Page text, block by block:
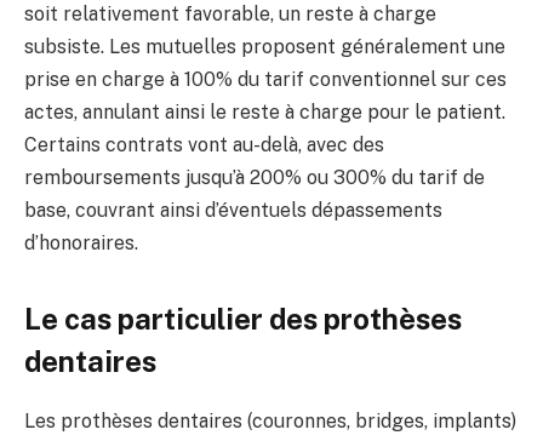
soit relativement favorable, un reste à charge
subsiste. Les mutuelles proposent généralement une
prise en charge à 100% du tarif conventionnel sur ces
actes, annulant ainsi le reste à charge pour le patient.
Certains contrats vont au-delà, avec des
remboursements jusqu’à 200% ou 300% du tarif de
base, couvrant ainsi d’éventuels dépassements
d’honoraires.
Le cas particulier des prothèses
dentaires
Les prothèses dentaires (couronnes, bridges, implants)